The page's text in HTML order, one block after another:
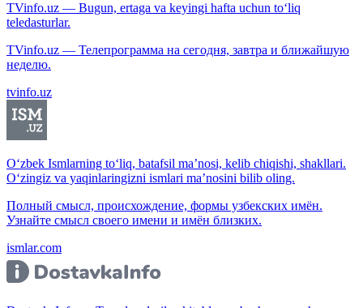
TVinfo.uz — Bugun, ertaga va keyingi hafta uchun to‘liq
teledasturlar.
TVinfo.uz — Телепрограмма на сегодня, завтра и ближайшую
неделю.
tvinfo.uz
O‘zbek Ismlarning to‘liq, batafsil ma’nosi, kelib chiqishi, shakllari.
O‘zingiz va yaqinlaringizni ismlari ma’nosini bilib oling.
Полный смысл, происхождение, формы узбекских имён.
Узнайте смысл своего имени и имён близких.
ismlar.com